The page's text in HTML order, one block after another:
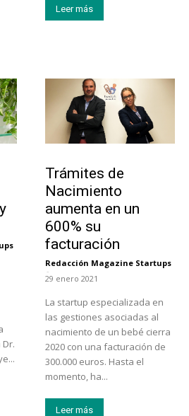
Leer más
Trámites de
Nacimiento
aumenta en un
600% su
facturación
Redacción Magazine Startups
-
29 enero 2021
La startup especializada en
las gestiones asociadas al
nacimiento de un bebé cierra
2020 con una facturación de
300.000 euros. Hasta el
momento, ha...
Leer más